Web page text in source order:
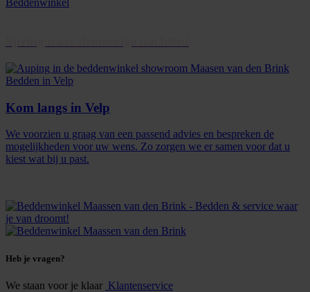
Kom langs in Velp
We voorzien u graag van een passend advies en bespreken de
mogelijkheden voor uw wens. Zo zorgen we er samen voor dat u
kiest wat bij u past.
Heb je vragen?
We staan voor je klaar Klantenservice